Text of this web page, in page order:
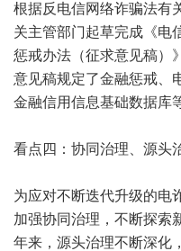
根据反电信网络诈骗法有
关主管部门起草完成《电
惩戒办法（征求意见稿）
意见稿规定了金融惩戒、
金融信用信息基础数据库
看点四：协同治理、源头
为应对不断迭代升级的电
加强协同治理，不断探索
年来，源头治理不断深化